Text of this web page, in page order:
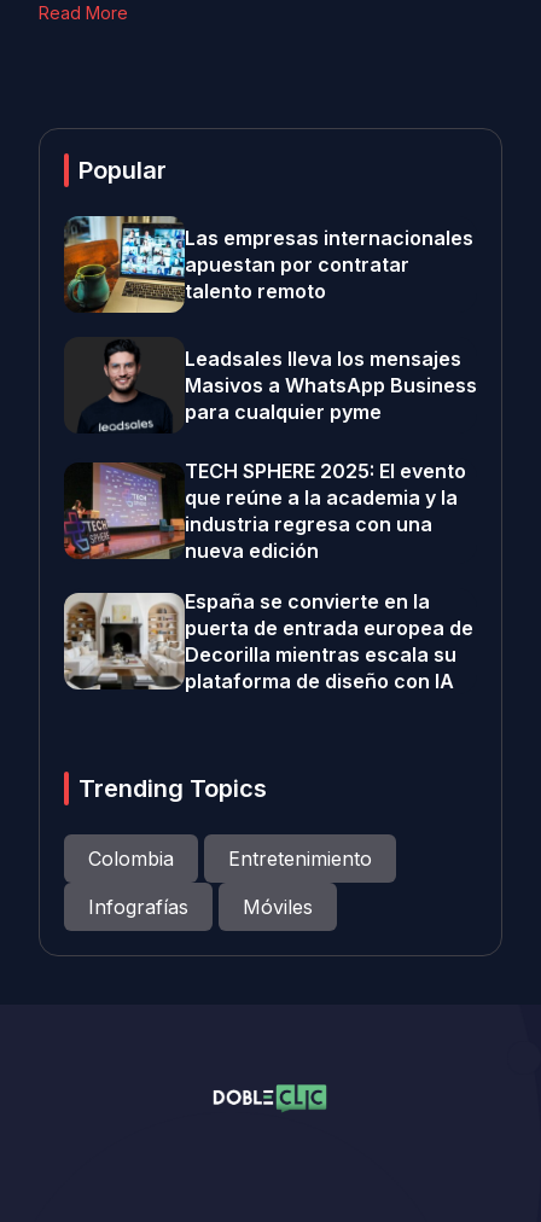
Read More
Popular
Las empresas internacionales
apuestan por contratar
talento remoto
Leadsales lleva los mensajes
Masivos a WhatsApp Business
para cualquier pyme
TECH SPHERE 2025: El evento
que reúne a la academia y la
industria regresa con una
nueva edición
España se convierte en la
puerta de entrada europea de
Decorilla mientras escala su
plataforma de diseño con IA
Trending Topics
Colombia
Entretenimiento
Infografías
Móviles